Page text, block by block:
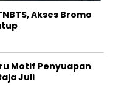
Akses Bromo
Motif Penyuapan
Juli